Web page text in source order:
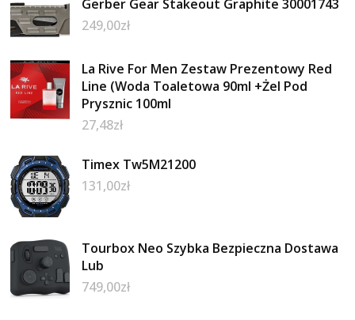
Gerber Gear Stakeout Graphite 30001743
249,00zł
La Rive For Men Zestaw Prezentowy Red
Line (Woda Toaletowa 90ml +Żel Pod
Prysznic 100ml
27,48zł
Timex Tw5M21200
131,00zł
Tourbox Neo Szybka Bezpieczna Dostawa
Lub
749,00zł